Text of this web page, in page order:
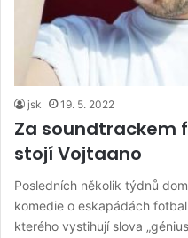
jsk 19. 5. 2022
Za soundtrackem
stojí Vojtaano
Posledních několik týdnů
komedie o eskapádách
kterého vystihují slova